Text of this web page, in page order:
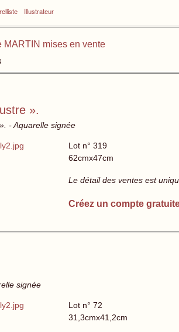
Illustrateur
MARTIN mises en vente
».
- Aquarelle signée
Lot n° 319
62cmx47cm
Le détail des ventes est
Créez un compte
signée
Lot n° 72
31,3cmx41,2cm